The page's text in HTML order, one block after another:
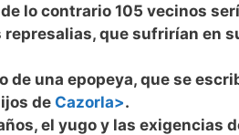
lo contrario 105 vecinos
represalias, que sufrirían en
de una epopeya, que se
de Cazorla>.
el yugo y las exigencias